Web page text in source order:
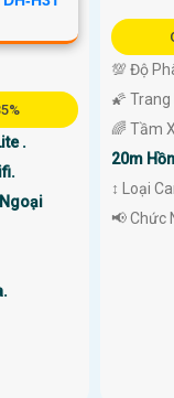
.
💯 Độ
🌠 Trang
🌈 Tầm
20m
↕️ Loại
️📢 Chức